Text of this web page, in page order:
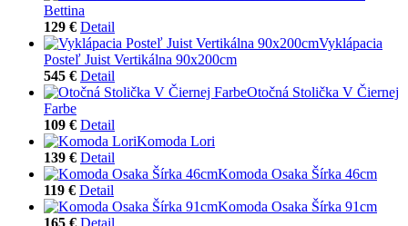
Bettina
129 € Detail
Vyklápacia
Posteľ Juist Vertikálna 90x200cm
545 € Detail
Otočná Stolička V Čiernej
Farbe
109 € Detail
Komoda Lori
139 € Detail
Komoda Osaka Šírka 46cm
119 € Detail
Komoda Osaka Šírka 91cm
165 € Detail